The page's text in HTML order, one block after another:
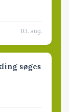
03. aug.
søges